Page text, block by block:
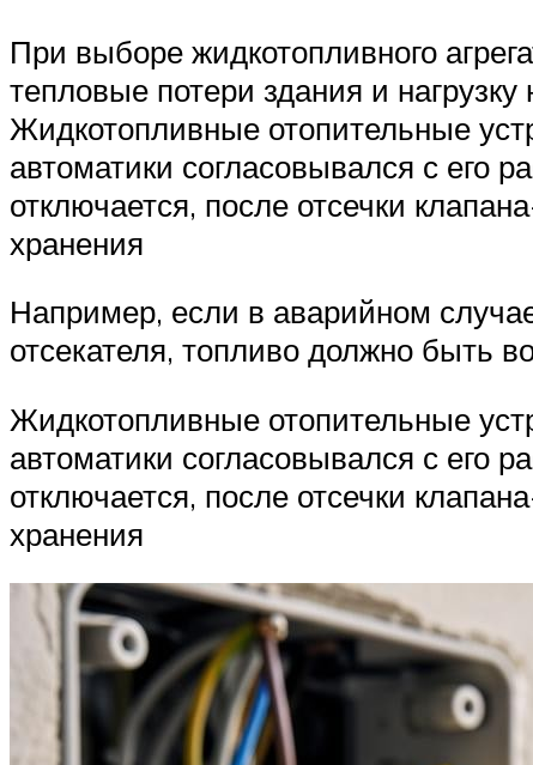
При выборе жидкотопливного
тепловые потери здания и
Жидкотопливные отопительные
автоматики согласовывался с его
отключается, после отсечки
хранения
Например, если в аварийном
отсекателя, топливо должно быть
Жидкотопливные отопительные
автоматики согласовывался с его
отключается, после отсечки
хранения